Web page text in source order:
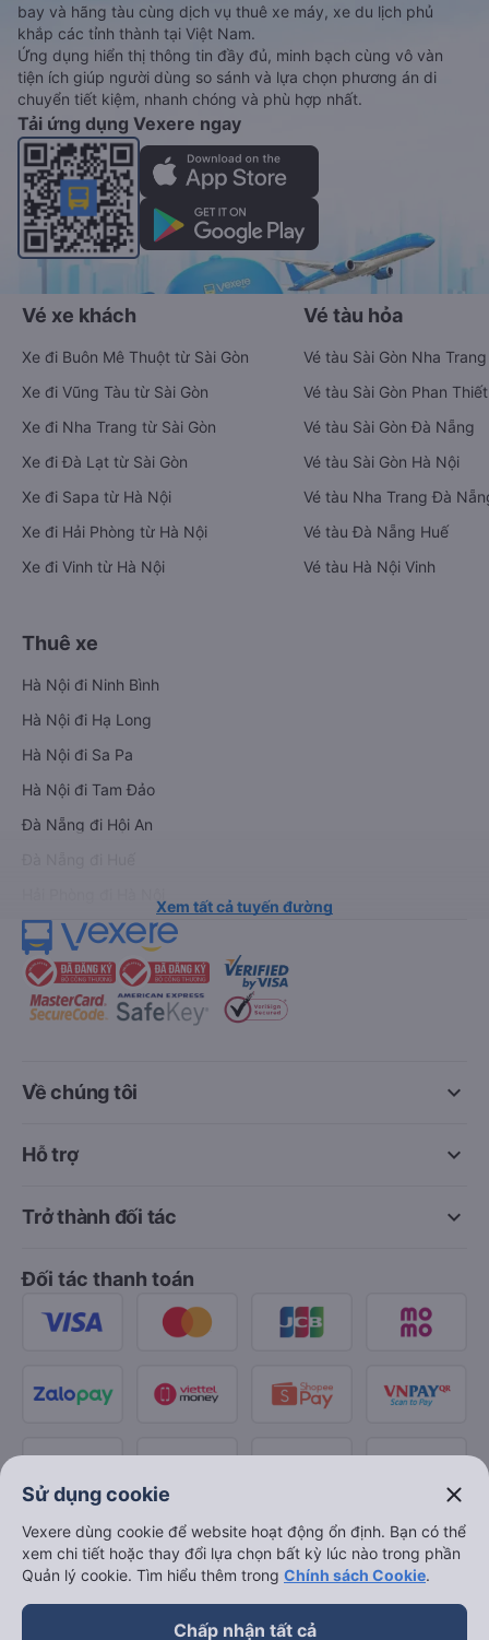
bay và hãng tàu cùng dịch vụ thuê xe máy, xe du lịch phủ
khắp các tỉnh thành tại Việt Nam.
Ứng dụng hiển thị thông tin đầy đủ, minh bạch cùng vô vàn
tiện ích giúp người dùng so sánh và lựa chọn phương án di
chuyển tiết kiệm, nhanh chóng và phù hợp nhất.
Tải ứng dụng Vexere ngay
Vé xe khách
Xe đi Buôn Mê Thuột từ Sài Gòn
Xe đi Vũng Tàu từ Sài Gòn
Xe đi Nha Trang từ Sài Gòn
Xe đi Đà Lạt từ Sài Gòn
Xe đi Sapa từ Hà Nội
Xe đi Hải Phòng từ Hà Nội
Xe đi Vinh từ Hà Nội
Vé tàu hỏa
Vé tàu Sài Gòn Nha Trang
Vé tàu Sài Gòn Phan Thiết
Vé tàu Sài Gòn Đà Nẵng
Vé tàu Sài Gòn Hà Nội
Vé tàu Nha Trang Đà
Vé tàu Đà Nẵng Huế
Vé tàu Hà Nội Vinh
Thuê xe
Hà Nội đi Ninh Bình
Hà Nội đi Hạ Long
Hà Nội đi Sa Pa
Hà Nội đi Tam Đảo
Đà Nẵng đi Hội An
Xem tất cả tuyến đường
keyboard_arrow_down
Về chúng tôi
keyboard_arrow_down
Hỗ trợ
keyboard_arrow_down
Trở thành đối tác
Đối tác thanh toán
Sử dụng cookie close
Vexere dùng cookie để website hoạt động ổn định. Bạn có thể
xem chi tiết hoặc thay đổi lựa chọn bất kỳ lúc nào trong phần
Quản lý cookie. Tìm hiểu thêm trong Chính sách Cookie.
Chấp nhận tất cả